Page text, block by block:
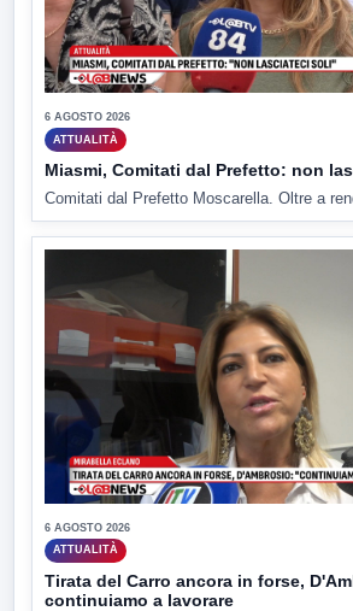
6 AGOSTO 2026
ATTUALITÀ
Miasmi, Comitati dal Prefetto: non
Comitati dal Prefetto Moscarella. Oltre a
6 AGOSTO 2026
ATTUALITÀ
Tirata del Carro ancora in forse,
continuiamo a lavorare